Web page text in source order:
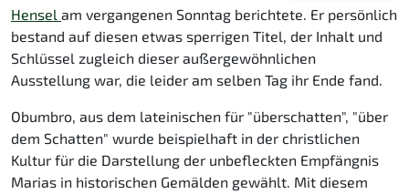
Hensel am vergangenen Sonntag berichtete. Er persönlich
bestand auf diesen etwas sperrigen Titel, der Inhalt und
Schlüssel zugleich dieser außergewöhnlichen
Ausstellung war, die leider am selben Tag ihr Ende fand.
Obumbro, aus dem lateinischen für "überschatten", "über
dem Schatten" wurde beispielhaft in der christlichen
Kultur für die Darstellung der unbefleckten Empfängnis
Marias in historischen Gemälden gewählt. Mit diesem